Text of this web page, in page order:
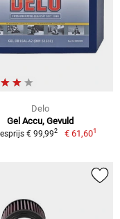
Delo
Gel Accu, Gevuld
€ 99,992 € 61,601